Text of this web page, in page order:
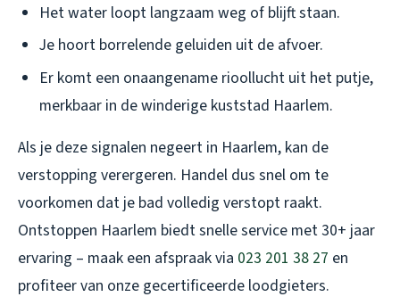
Het water loopt langzaam weg of blijft staan.
Je hoort borrelende geluiden uit de afvoer.
Er komt een onaangename rioollucht uit het putje,
merkbaar in de winderige kuststad Haarlem.
Als je deze signalen negeert in Haarlem, kan de
verstopping verergeren. Handel dus snel om te
voorkomen dat je bad volledig verstopt raakt.
Ontstoppen Haarlem biedt snelle service met 30+ jaar
ervaring – maak een afspraak via 023 201 38 27 en
profiteer van onze gecertificeerde loodgieters.